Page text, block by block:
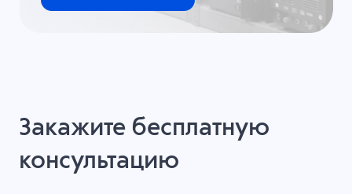
Закажите бесплатную
консультацию